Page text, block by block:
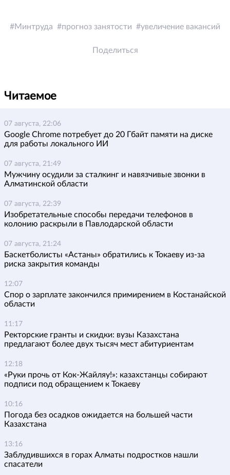
Минтруда прогноз занятости увеличение вакансий
Поделиться
Читаемое
07 августа, 22:06
Google Chrome потребует до 20 Гбайт памяти на диске
для работы локального ИИ
07 августа, 21:49
Мужчину осудили за сталкинг и навязчивые звонки в
Алматинской области
07 августа, 22:39
Изобретательные способы передачи телефонов в
колонию раскрыли в Павлодарской области
07 августа, 21:24
Баскетболисты «Астаны» обратились к Токаеву из-за
риска закрытия команды
12:07
Спор о зарплате закончился примирением в Костанайской
области
11:17
Ректорские гранты и скидки: вузы Казахстана
предлагают более двух тысяч мест абитуриентам
12:18
«Руки прочь от Кок-Жайляу!»: казахстанцы собирают
подписи под обращением к Токаеву
10:16
Погода без осадков ожидается на большей части
Казахстана
13:16
Заблудившихся в горах Алматы подростков нашли
спасатели